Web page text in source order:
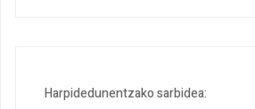
Harpidedunentzako sarbidea: